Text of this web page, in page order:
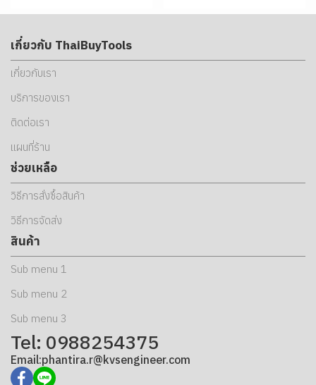
เกี่ยวกับ ThaiBuyTools
เกี่ยวกับเรา
บริการของเรา
ติดต่อเรา
แผนที่ร้าน
ช่วยเหลือ
วิธีการสั่งซื้อสินค้า
วิธีการจัดส่ง
สินค้า
Sub menu 1
Sub menu 2
Sub menu 3
Tel: 0988254375
Email:phantira.r@kvsengineer.com